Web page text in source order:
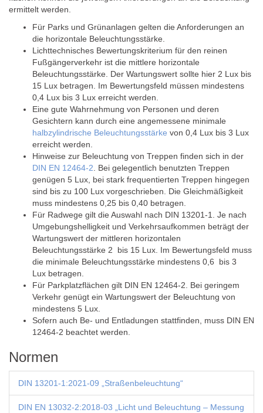
ermittelt werden.
Für Parks und Grünanlagen gelten die Anforderungen an
die horizontale Beleuchtungsstärke.
Lichttechnisches Bewertungskriterium für den reinen
Fußgängerverkehr ist die mittlere horizontale
Beleuchtungsstärke. Der Wartungswert sollte hier 2 Lux bis
15 Lux betragen. Im Bewertungsfeld müssen mindestens
0,4 Lux bis 3 Lux erreicht werden.
Eine gute Wahrnehmung von Personen und deren
Gesichtern kann durch eine angemessene minimale
halbzylindrische Beleuchtungsstärke von 0,4 Lux bis 3 Lux
erreicht werden.
Hinweise zur Beleuchtung von Treppen finden sich in der
DIN EN 12464-2. Bei gelegentlich benutzten Treppen
genügen 5 Lux, bei stark frequentierten Treppen hingegen
sind bis zu 100 Lux vorgeschrieben. Die Gleichmäßigkeit
muss mindestens 0,25 bis 0,40 betragen.
Für Radwege gilt die Auswahl nach DIN 13201-1. Je nach
Umgebungshelligkeit und Verkehrsaufkommen beträgt der
Wartungswert der mittleren horizontalen
Beleuchtungsstärke 2 bis 15 Lux. Im Bewertungsfeld muss
die minimale Beleuchtungsstärke mindestens 0,6 bis 3
Lux betragen.
Für Parkplatzflächen gilt DIN EN 12464-2. Bei geringem
Verkehr genügt ein Wartungswert der Beleuchtung von
mindestens 5 Lux.
Sofern auch Be- und Entladungen stattfinden, muss DIN EN
12464-2 beachtet werden.
Normen
DIN 13201-1:2021-09 „Straßenbeleuchtung“
DIN EN 13032-2:2018-03 „Licht und Beleuchtung – Messung